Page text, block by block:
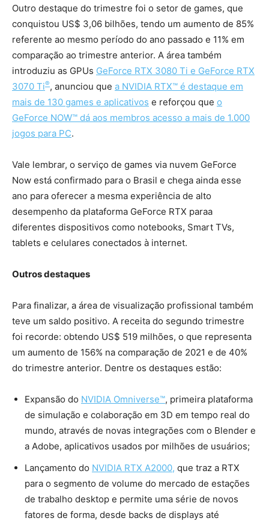
Outro destaque do trimestre foi o setor de games, que
conquistou US$ 3,06 bilhões, tendo um aumento de 85%
referente ao mesmo período do ano passado e 11% em
comparação ao trimestre anterior. A área também
introduziu as GPUs GeForce RTX 3080 Ti e GeForce RTX
3070 Ti®, anunciou que a NVIDIA RTX™ é destaque em
mais de 130 games e aplicativos e reforçou que o
GeForce NOW™ dá aos membros acesso a mais de 1.000
jogos para PC.
Vale lembrar, o serviço de games via nuvem GeForce
Now está confirmado para o Brasil e chega ainda esse
ano para oferecer a mesma experiência de alto
desempenho da plataforma GeForce RTX paraa
diferentes dispositivos como notebooks, Smart TVs,
tablets e celulares conectados à internet.
Outros destaques
Para finalizar, a área de visualização profissional também
teve um saldo positivo. A receita do segundo trimestre
foi recorde: obtendo US$ 519 milhões, o que representa
um aumento de 156% na comparação de 2021 e de 40%
do trimestre anterior. Dentre os destaques estão:
Expansão do NVIDIA Omniverse™, primeira plataforma
de simulação e colaboração em 3D em tempo real do
mundo, através de novas integrações com o Blender e
a Adobe, aplicativos usados por milhões de usuários;
Lançamento do NVIDIA RTX A2000, que traz a RTX
para o segmento de volume do mercado de estações
de trabalho desktop e permite uma série de novos
fatores de forma, desde backs de displays até